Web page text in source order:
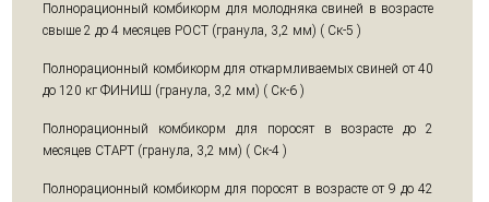
Полнорационный комбикорм для молодняка свиней в возрасте
свыше 2 до 4 месяцев РОСТ (гранула, 3,2 мм) ( Ск-5 )
Полнорационный комбикорм для откармливаемых свиней от 40
до 120 кг ФИНИШ (гранула, 3,2 мм) ( Ск-6 )
Полнорационный комбикорм для поросят в возрасте до 2
месяцев СТАРТ (гранула, 3,2 мм) ( Ск-4 )
Полнорационный комбикорм для поросят в возрасте от 9 до 42